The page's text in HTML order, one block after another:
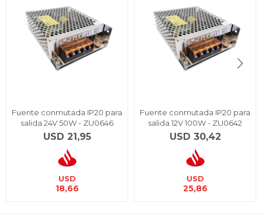
Fuente conmutada IP20 para
salida 24V 50W - ZU0646
USD 21,95
USD
18,66
Fuente conmutada IP20 para
salida 12V 100W - ZU0642
USD 30,42
USD
25,86